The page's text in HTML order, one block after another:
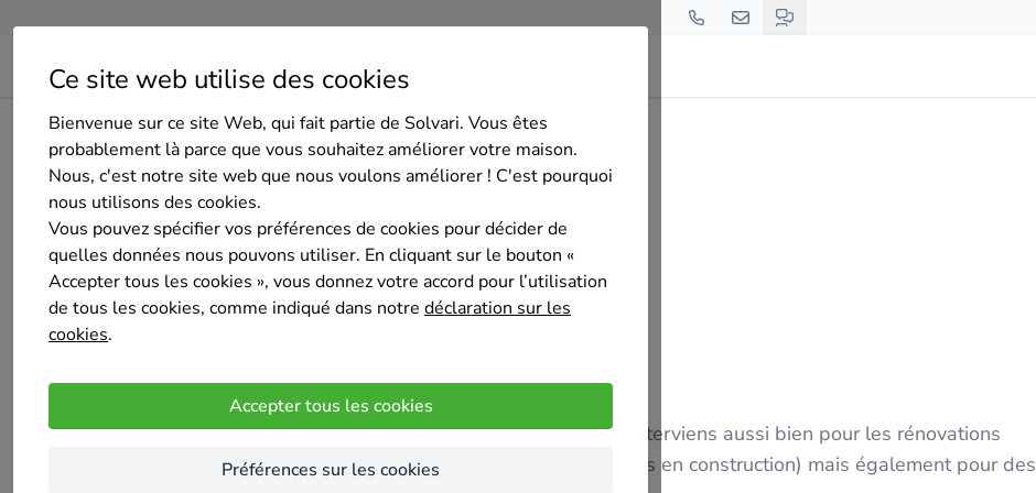
Ce site web utilise des cookies
Bienvenue sur ce site Web, qui fait partie de Solvari. Vous êtes
probablement là parce que vous souhaitez améliorer votre maison.
Nous, c'est notre site web que nous voulons améliorer ! C'est pourquoi
nous utilisons des cookies.
Vous pouvez spécifier vos préférences de cookies pour décider de
quelles données nous pouvons utiliser. En cliquant sur le bouton «
Accepter tous les cookies », vous donnez votre accord pour l’utilisation
de tous les cookies, comme indiqué dans notre déclaration sur les
cookies.
Accepter tous les cookies
Préférences sur les cookies
Page d'accueil Aperçu des entreprises Vin-tech
Vin-tech
Pas encore d'évaluation
Je réalise les travaux d' électricité à Bruxelles et alentours. J'interviens aussi bien pour les rénovations
complètes que des installations électriques dans le neuf (villas en construction) mais également pour des